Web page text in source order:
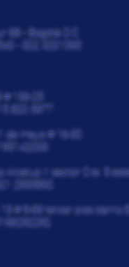
68 - Bogotá D.C
- 322 3201065
# 136-25
820 5977
de mayo # 16-30
Alcatuz II sector Cra. 5
2935892
# 9-69 tercer piso barrio